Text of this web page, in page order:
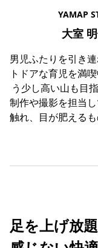
YAMAP
大室
男児ふたりを引き
トドアな育児を満
う少し高い山も目
制作や撮影を担当
触れ、目が肥える
足を上げ放